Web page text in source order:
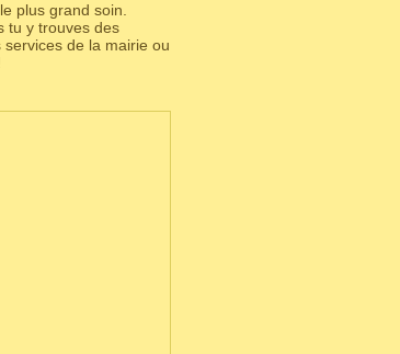
plus grand soin.
tu y trouves des
services de la mairie ou